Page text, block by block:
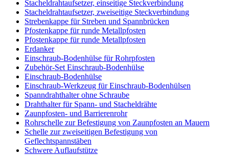
Stacheldrahtaufsetzer, einseitige Steckverbindung
Stacheldrahtaufsetzer, zweiseitige Steckverbindung
Strebenkappe für Streben und Spannbrücken
Pfostenkappe für runde Metallpfosten
Pfostenkappe für runde Metallpfosten
Erdanker
Einschraub-Bodenhülse für Rohrpfosten
Zubehör-Set Einschraub-Bodenhülse
Einschraub-Bodenhülse
Einschraub-Werkzeug für Einschraub-Bodenhülsen
Spanndrahthalter ohne Schraube
Drahthalter für Spann- und Stacheldrähte
Zaunpfosten- und Barrierenrohr
Rohrschelle zur Befestigung von Zaunpfosten an Mauern
Schelle zur zweiseitigen Befestigung von
Geflechtspannstäben
Schwere Auflaufstütze